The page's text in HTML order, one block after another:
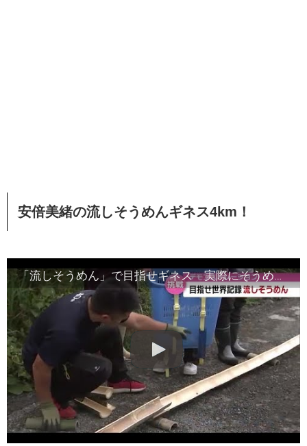
安倍美緒の流しそうめんギネス4km！
「流しそうめん」で目指せギネス 実際にそうめん流すデモンストレーション実施 竹田市・大分